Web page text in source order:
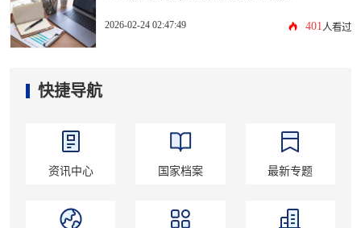
2026-02-24 02:47:49 401 人看过
快捷导航
资讯中心 国家档案 最新专题